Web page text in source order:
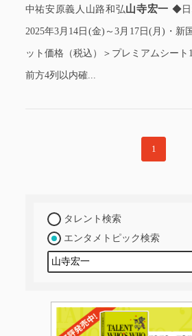
中祐安原義人山路和弘山寺宏一 ◆日
2025年3月14日(金)～3月17日(月)・新
ット価格（税込）＞プレミアムシート
前方4列以内確...
1
タレント検索
エンタメトピック検索